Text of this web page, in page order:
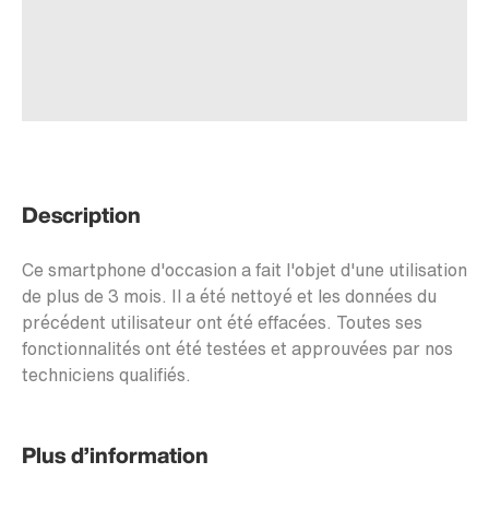
Description
Ce smartphone d'occasion a fait l'objet d'une utilisation
de plus de 3 mois. Il a été nettoyé et les données du
précédent utilisateur ont été effacées. Toutes ses
fonctionnalités ont été testées et approuvées par nos
techniciens qualifiés.
Plus d’information